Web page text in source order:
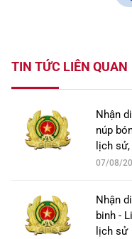
TIN TỨC LIÊN QUAN
Nhận
núp
lịch
07/08/
Nhận
binh -
lịch sử